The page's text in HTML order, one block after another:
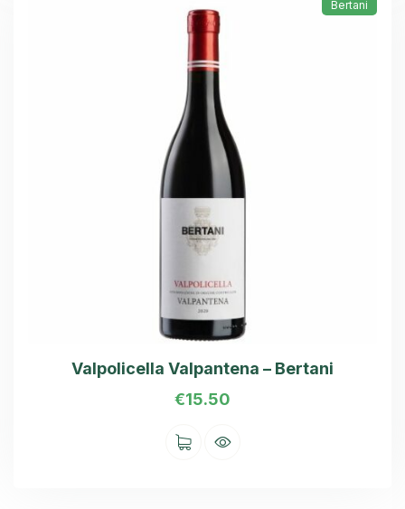
Bertani
Valpolicella Valpantena – Bertani
€15.50